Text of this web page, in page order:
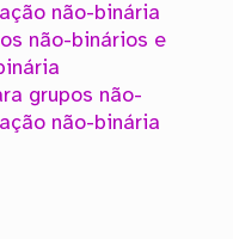
não-binária
não-binários e
grupos não-
não-binária